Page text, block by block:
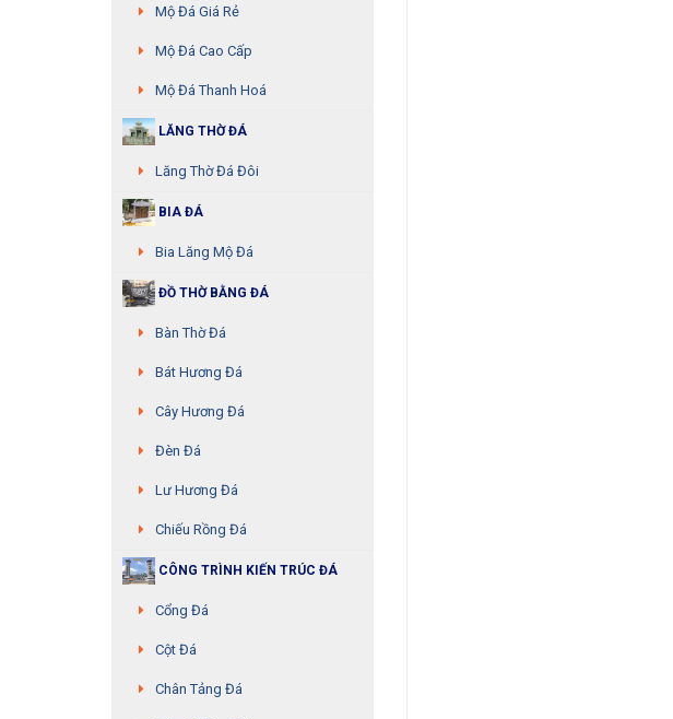
Mộ Đá Giá Rẻ
Mộ Đá Cao Cấp
Mộ Đá Thanh Hoá
LĂNG THỜ ĐÁ
Lăng Thờ Đá Đôi
BIA ĐÁ
Bia Lăng Mộ Đá
ĐỒ THỜ BẰNG ĐÁ
Bàn Thờ Đá
Bát Hương Đá
Cây Hương Đá
Đèn Đá
Lư Hương Đá
Chiếu Rồng Đá
CÔNG TRÌNH KIẾN TRÚC ĐÁ
Cổng Đá
Cột Đá
Chân Tảng Đá